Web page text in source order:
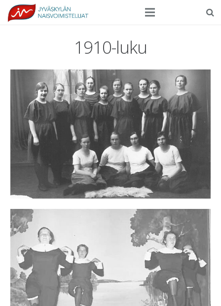
Tapahtumat
Ilmoittautuminen
Yhteystiedot
1910-luku